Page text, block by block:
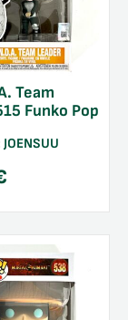
Team
Funko Pop
JOENSUU